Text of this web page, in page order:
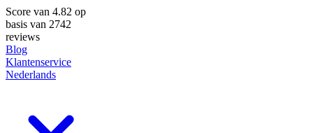
Score van 4.82 op
basis van 2742
reviews
Blog
Klantenservice
Nederlands